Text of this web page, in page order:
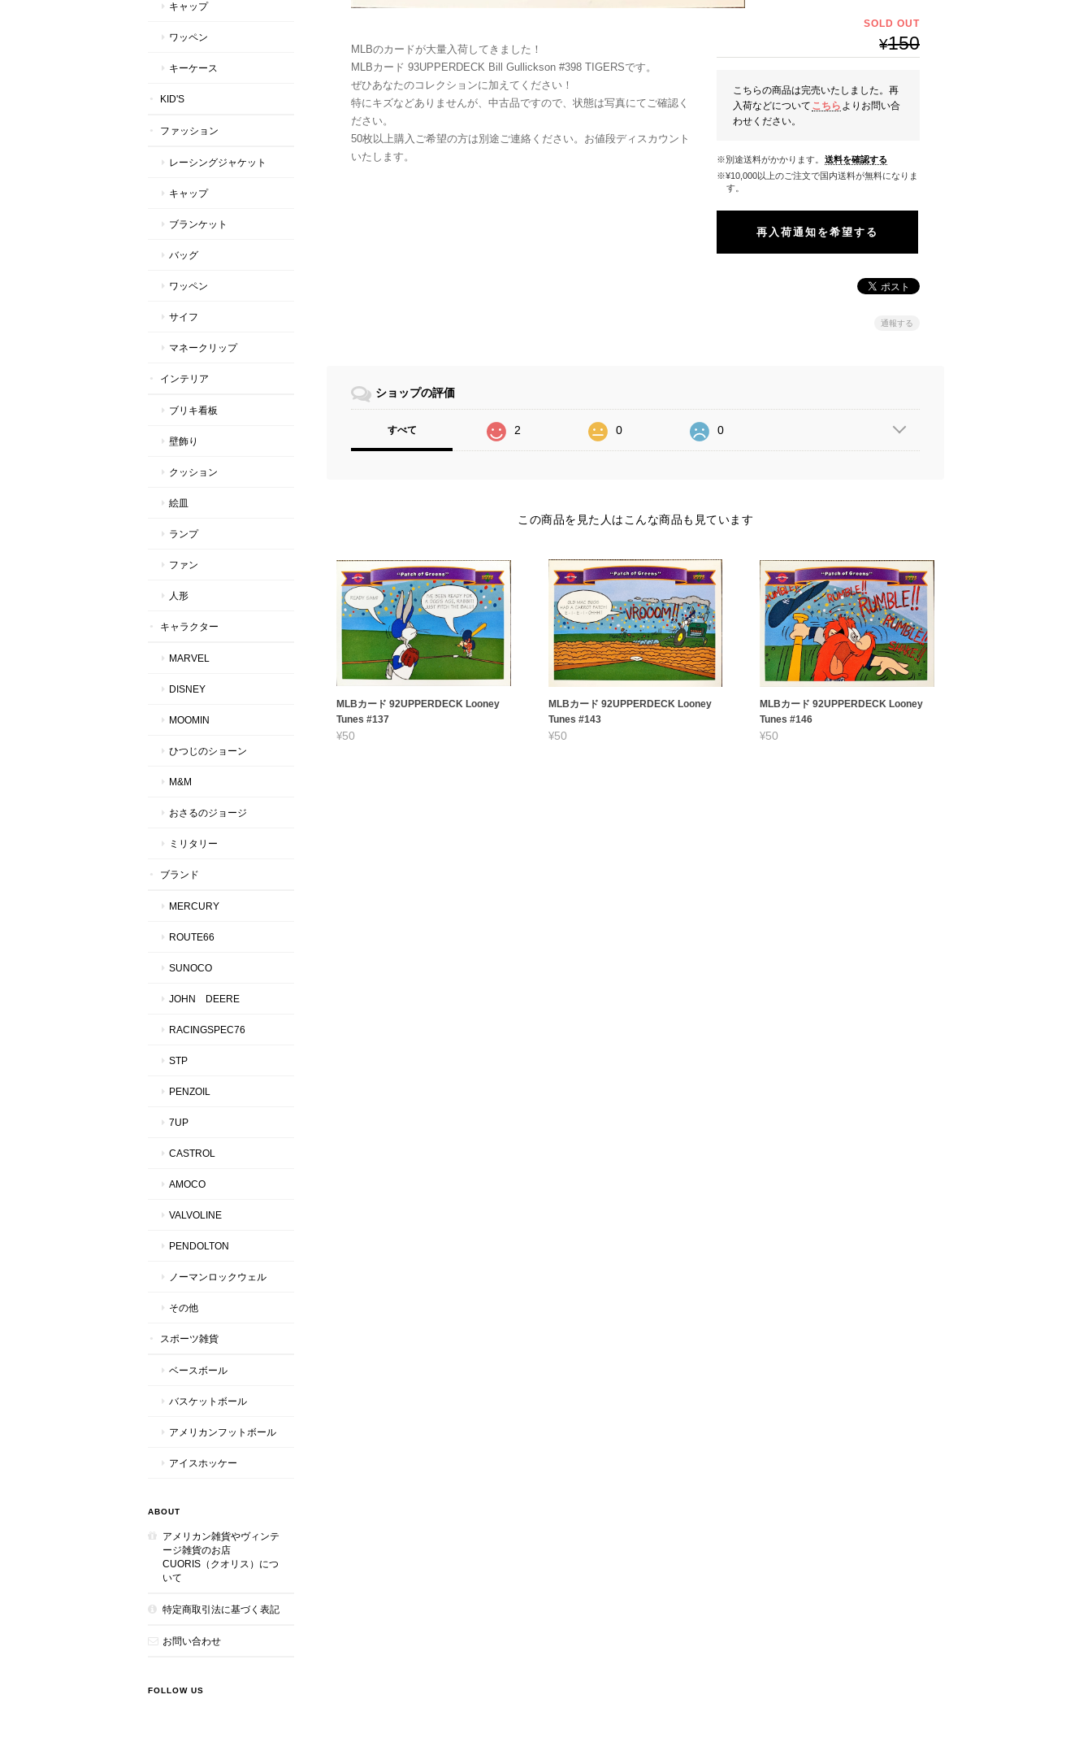
MLBのカードが大量入荷してきました！
MLBカード 93UPPERDECK Bill Gullickson #398 TIGERSです。
ぜひあなたのコレクションに加えてください！
特にキズなどありませんが、中古品ですので、状態は写真にてご確認く
ださい。
50枚以上購入ご希望の方は別途ご連絡ください。お値段ディスカウント
いたします。
SOLD OUT
¥150
こちらの商品は完売いたしました。再
入荷などについて こちら よりお問い合
わせください。
※別途送料がかかります。 送料を確認する
※¥10,000以上のご注文で国内送料が無料になりま
す。
再入荷通知を希望する
通報する
ショップの評価
すべて 2 0 0
この商品を見た人はこんな商品も見ています
MLBカード 92UPPERDECK Looney
Tunes #137
¥50
MLBカード 92UPPERDECK Looney
Tunes #143
¥50
MLBカード 92UPPERDECK Looney
Tunes #146
¥50
キャップ
ワッペン
キーケース
KID'S
ファッション
レーシングジャケット
キャップ
ブランケット
バッグ
ワッペン
サイフ
マネークリップ
インテリア
ブリキ看板
壁飾り
クッション
絵皿
ランプ
ファン
人形
キャラクター
MARVEL
DISNEY
MOOMIN
ひつじのショーン
M&M
おさるのジョージ
ミリタリー
ブランド
MERCURY
ROUTE66
SUNOCO
JOHN DEERE
RACINGSPEC76
STP
PENZOIL
7UP
CASTROL
AMOCO
VALVOLINE
PENDOLTON
ノーマンロックウェル
その他
スポーツ雑貨
ベースボール
バスケットボール
アメリカンフットボール
アイスホッケー
ABOUT
アメリカン雑貨やヴィンテ
ージ雑貨のお店
CUORIS（クオリス）につ
いて
特定商取引法に基づく表記
お問い合わせ
FOLLOW US